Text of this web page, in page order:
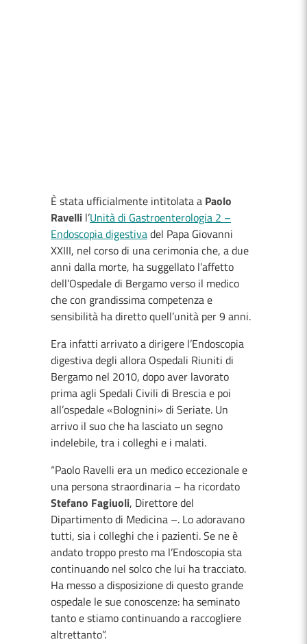
È stata ufficialmente intitolata a Paolo
Ravelli l’Unità di Gastroenterologia 2 –
Endoscopia digestivadel Papa Giovanni
XXIII, nel corso di una cerimonia che, a due
anni dalla morte, ha suggellato l’affetto
dell’Ospedale di Bergamo verso il medico
che con grandissima competenza e
sensibilità ha diretto quell’unità per 9 anni.
Era infatti arrivato a dirigere l’Endoscopia
digestiva degli allora Ospedali Riuniti di
Bergamo nel 2010, dopo aver lavorato
prima agli Spedali Civili di Brescia e poi
all’ospedale «Bolognini» di Seriate. Un
arrivo il suo che ha lasciato un segno
indelebile, tra i colleghi e i malati.
“Paolo Ravelli era un medico eccezionale e
una persona straordinaria – ha ricordato
Stefano Fagiuoli, Direttore del
Dipartimento di Medicina –. Lo adoravano
tutti, sia i colleghi che i pazienti. Se ne è
andato troppo presto ma l’Endoscopia sta
continuando nel solco che lui ha tracciato.
Ha messo a disposizione di questo grande
ospedale le sue conoscenze: ha seminato
tanto e stiamo continuando a raccogliere
altrettanto”.